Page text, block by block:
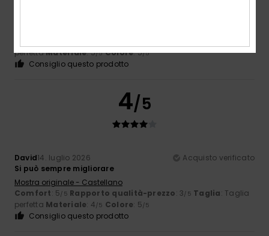
perfettaMateriale: 5/5 Colore: 5/5
Consiglio questo prodotto
4/5
David14. luglio 2026
Acquisto verificato
Si può sempre migliorare
Mostra originale - Castellano
Comfort: 5/5 Rapporto qualità-prezzo: 3/5 Taglia: Taglia
perfetta Materiale: 4/5 Colore: 5/5
Consiglio questo prodotto